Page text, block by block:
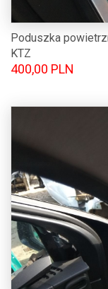
Poduszka
KTZ
400,00 PLN